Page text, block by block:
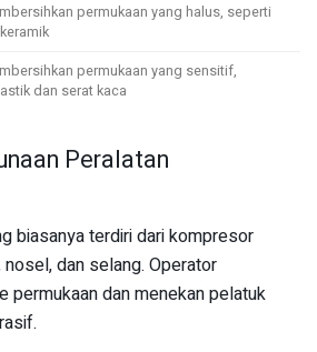
permukaan yang halus, seperti
permukaan yang sensitif,
dan serat kaca
Peralatan
biasanya terdiri dari kompresor
dan selang. Operator
permukaan dan menekan pelatuk